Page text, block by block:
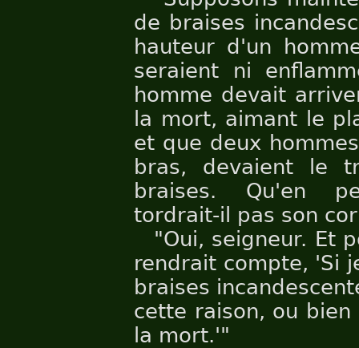
de braises
hauteur d'un
seraient ni
homme devait
la mort, aimant le
et que deux
bras, devaient le
braises. Qu'en
tordrait-il pas son
"Oui, seigneur. Et
rendrait compte, 'Si
braises
cette raison, ou
la mort.'"